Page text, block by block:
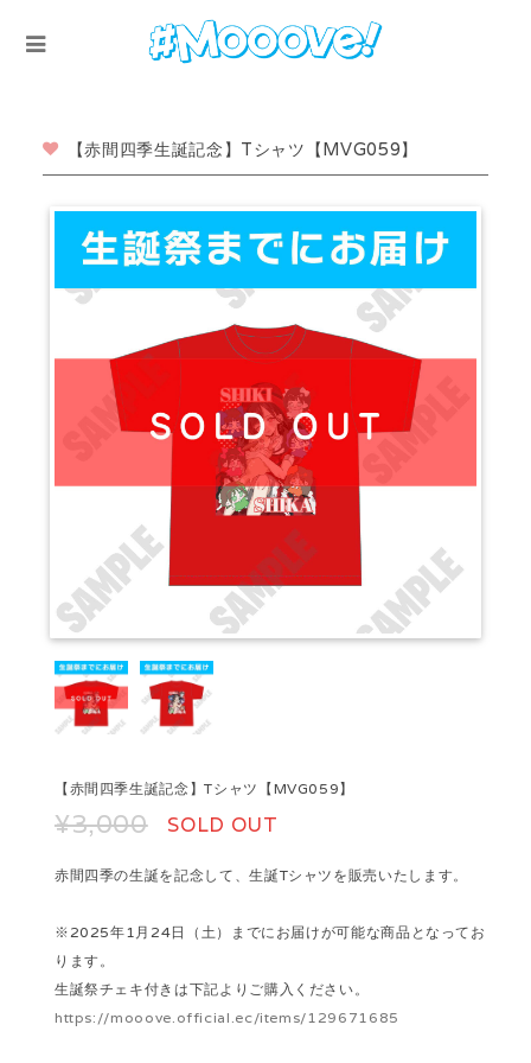
【赤間四季生誕記念】Tシャツ【MVG059】
【赤間四季生誕記念】Tシャツ【MVG059】
¥3,000 SOLD OUT
赤間四季の生誕を記念して、生誕Tシャツを販売いたします。
※2025年1月24日（土）までにお届けが可能な商品となってお
ります。
生誕祭チェキ付きは下記よりご購入ください。
https://mooove.official.ec/items/129671685